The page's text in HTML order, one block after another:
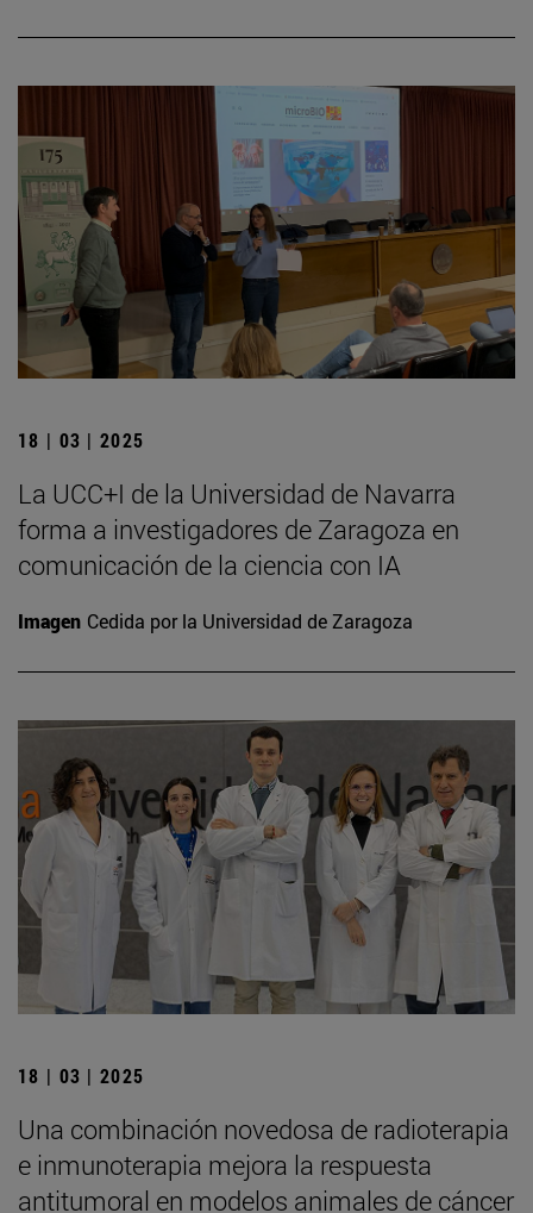
18 | 03 | 2025
La UCC+I de la Universidad de Navarra
forma a investigadores de Zaragoza en
comunicación de la ciencia con IA
Imagen Cedida por la Universidad de Zaragoza
18 | 03 | 2025
Una combinación novedosa de radioterapia
e inmunoterapia mejora la respuesta
antitumoral en modelos animales de cáncer